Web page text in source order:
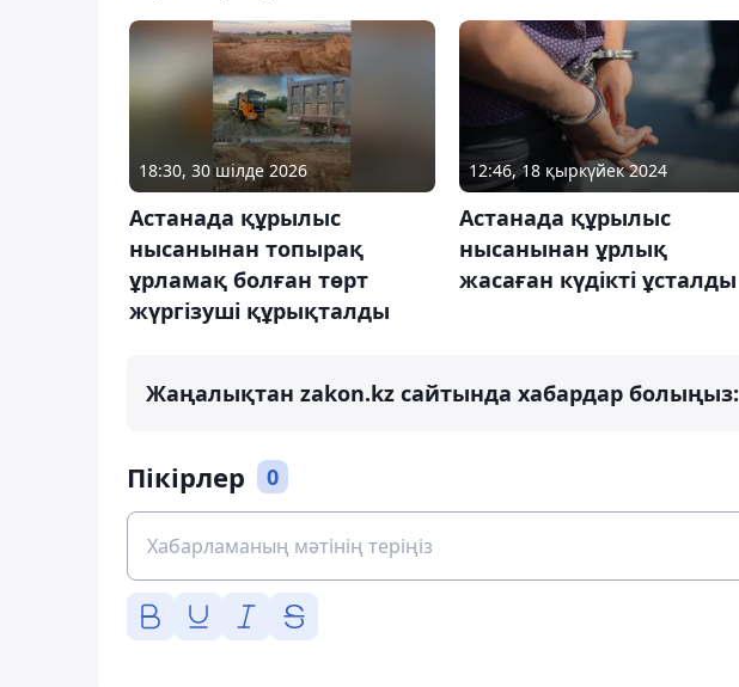
18:30, 30 шілде 2026
Астанада құрылыс
нысанынан топырақ
ұрламақ болған төрт
жүргізуші құрықталды
12:46, 18 қыркүйек 2024
Астанада құрылыс
нысанынан ұрлық
жасаған күдікті ұсталды
Жаңалықтан zakon.kz сайтында хабардар болыңыз:
Пікірлер 0